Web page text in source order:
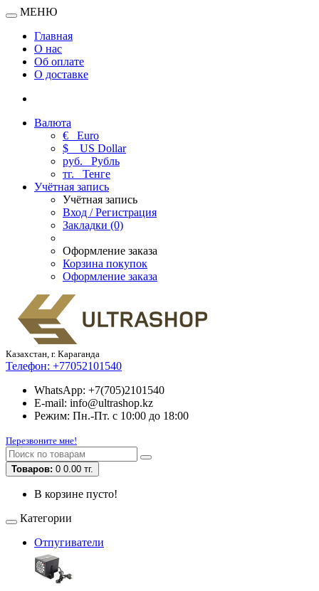
МЕНЮ
Главная
О нас
Об оплате
О доставке
Валюта
€ Euro
$
US Dollar
руб. Рубль
тг. Тенге
Учётная запись
Учётная запись
Вход / Регистрация
Закладки (0)
Оформление заказа
Корзина покупок
Оформление заказа
Казахстан, г. Караганда
Телефон: +77052101540
WhatsApp: +7(705)2101540
E-mail: info@ultrashop.kz
Режим: Пн.-Пт. с 10:00 до 18:00
Перезвоните мне!
Товаров: 0 0.00 тг.
В корзине пусто!
Категории
Отпугиватели